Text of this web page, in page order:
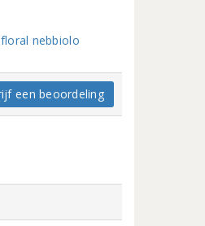
nebbiolo
een beoordeling